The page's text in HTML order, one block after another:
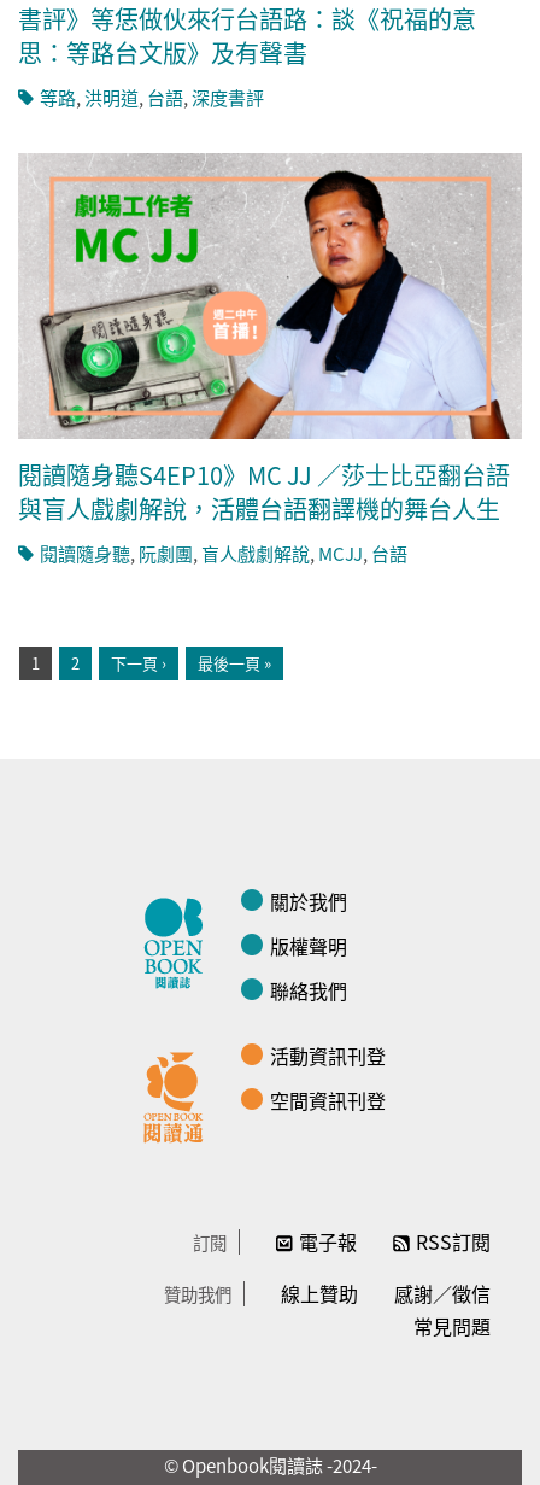
書評》等恁做伙來行台語路：談《祝福的意
思：等路台文版》及有聲書
等路,洪明道,台語,深度書評
閱讀隨身聽S4EP10》MC JJ ／莎士比亞翻台語
與盲人戲劇解說，活體台語翻譯機的舞台人生
閱讀隨身聽, 阮劇團, 盲人戲劇解說, MCJJ, 台語
1 2 下一頁 › 最後一頁 »
關於我們
版權聲明
聯絡我們
活動資訊刊登
空間資訊刊登
訂閱 電子報 RSS訂閱
贊助我們 線上贊助
感謝／徵信
常見問題
© Openbook閱讀誌 -2024-